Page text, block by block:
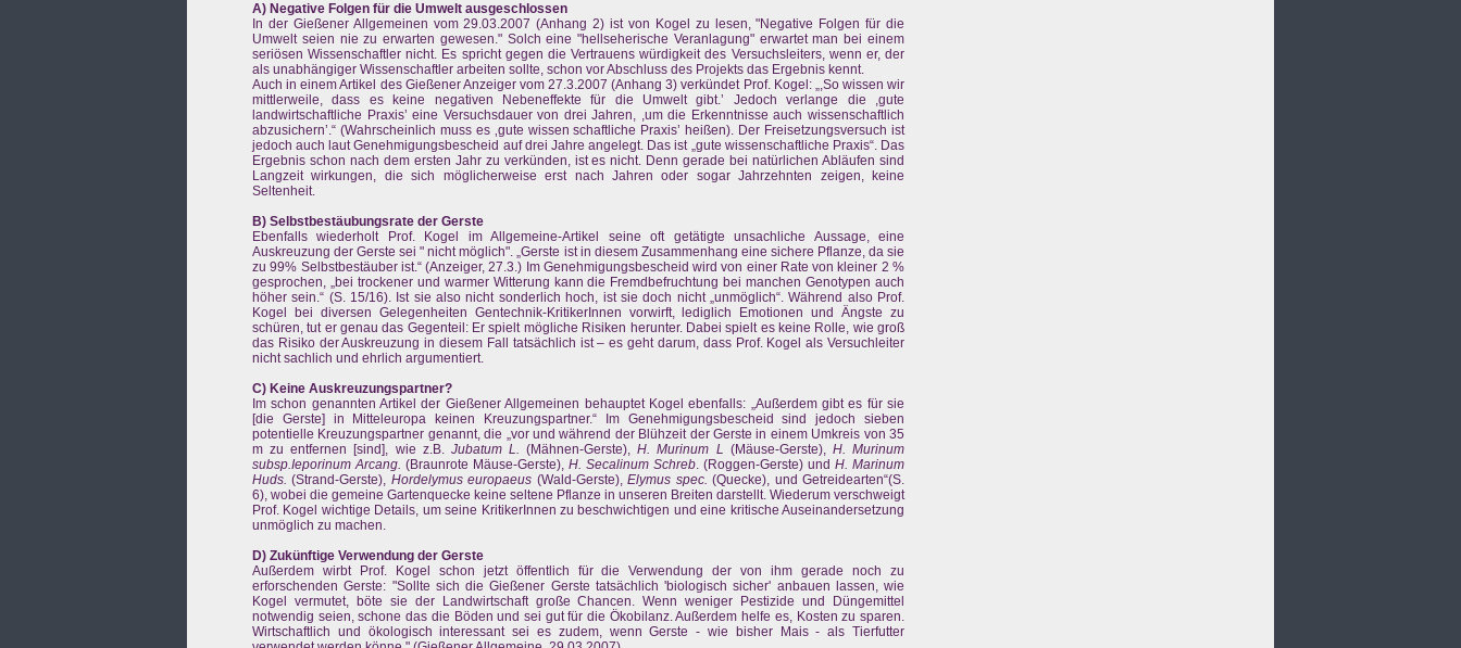
A) Negative Folgen für die Umwelt ausgeschlossen
In der Gießener Allgemeinen vom 29.03.2007 (Anhang 2) ist von Kogel zu lesen, "Negative Folgen für die
Umwelt seien nie zu erwarten gewesen." Solch eine "hellseherische Veranlagung" erwartet man bei einem
seriösen Wissenschaftler nicht. Es spricht gegen die Vertrauens würdigkeit des Versuchsleiters, wenn er, der
als unabhängiger Wissenschaftler arbeiten sollte, schon vor Abschluss des Projekts das Ergebnis kennt.
Auch in einem Artikel des Gießener Anzeiger vom 27.3.2007 (Anhang 3) verkündet Prof. Kogel: „,So wissen wir
mittlerweile, dass es keine negativen Nebeneffekte für die Umwelt gibt.’ Jedoch verlange die ,gute
landwirtschaftliche Praxis’ eine Versuchsdauer von drei Jahren, ,um die Erkenntnisse auch wissenschaftlich
abzusichern’.“ (Wahrscheinlich muss es ‚gute wissen schaftliche Praxis’ heißen). Der Freisetzungsversuch ist
jedoch auch laut Genehmigungsbescheid auf drei Jahre angelegt. Das ist „gute wissenschaftliche Praxis“. Das
Ergebnis schon nach dem ersten Jahr zu verkünden, ist es nicht. Denn gerade bei natürlichen Abläufen sind
Langzeit wirkungen, die sich möglicherweise erst nach Jahren oder sogar Jahrzehnten zeigen, keine
Seltenheit.
B) Selbstbestäubungsrate der Gerste
Ebenfalls wiederholt Prof. Kogel im Allgemeine-Artikel seine oft getätigte unsachliche Aussage, eine
Auskreuzung der Gerste sei " nicht möglich". „Gerste ist in diesem Zusammenhang eine sichere Pflanze, da sie
zu 99% Selbstbestäuber ist.“ (Anzeiger, 27.3.) Im Genehmigungsbescheid wird von einer Rate von kleiner 2 %
gesprochen, „bei trockener und warmer Witterung kann die Fremdbefruchtung bei manchen Genotypen auch
höher sein.“ (S. 15/16). Ist sie also nicht sonderlich hoch, ist sie doch nicht „unmöglich“. Während also Prof.
Kogel bei diversen Gelegenheiten Gentechnik-KritikerInnen vorwirft, lediglich Emotionen und Ängste zu
schüren, tut er genau das Gegenteil: Er spielt mögliche Risiken herunter. Dabei spielt es keine Rolle, wie groß
das Risiko der Auskreuzung in diesem Fall tatsächlich ist – es geht darum, dass Prof. Kogel als Versuchleiter
nicht sachlich und ehrlich argumentiert.
C) Keine Auskreuzungspartner?
Im schon genannten Artikel der Gießener Allgemeinen behauptet Kogel ebenfalls: „Außerdem gibt es für sie
[die Gerste] in Mitteleuropa keinen Kreuzungspartner.“ Im Genehmigungsbescheid sind jedoch sieben
potentielle Kreuzungspartner genannt, die „vor und während der Blühzeit der Gerste in einem Umkreis von 35
m zu entfernen [sind], wie z.B. Jubatum L. (Mähnen-Gerste),H. Murinum L (Mäuse-Gerste), H. Murinum
subsp.Ieporinum Arcang. (Braunrote Mäuse-Gerste), H. Secalinum Schreb. (Roggen-Gerste) und H. Marinum
Huds. (Strand-Gerste), Hordelymus europaeus (Wald-Gerste),Elymus spec. (Quecke), und Getreidearten“(S.
6), wobei die gemeine Gartenquecke keine seltene Pflanze in unseren Breiten darstellt. Wiederum verschweigt
Prof. Kogel wichtige Details, um seine KritikerInnen zu beschwichtigen und eine kritische Auseinandersetzung
unmöglich zu machen.
D) Zukünftige Verwendung der Gerste
Außerdem wirbt Prof. Kogel schon jetzt öffentlich für die Verwendung der von ihm gerade noch zu
erforschenden Gerste: "Sollte sich die Gießener Gerste tatsächlich 'biologisch sicher' anbauen lassen, wie
Kogel vermutet, böte sie der Landwirtschaft große Chancen. Wenn weniger Pestizide und Düngemittel
notwendig seien, schone das die Böden und sei gut für die Ökobilanz. Außerdem helfe es, Kosten zu sparen.
Wirtschaftlich und ökologisch interessant sei es zudem, wenn Gerste - wie bisher Mais - als Tierfutter